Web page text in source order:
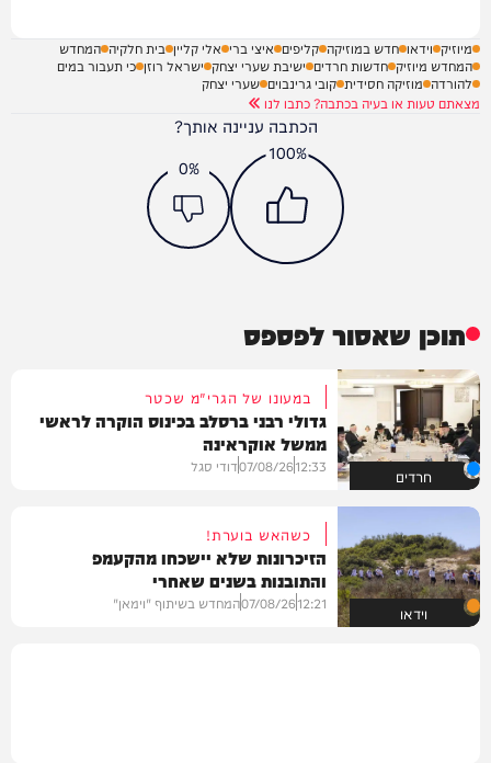
מיוזיק וידאו חדש במוזיקה קליפים איצי ברי אלי קליין בית חלקיה המחדש
המחדש מיוזיק חדשות חרדים ישיבת שערי יצחק ישראל רוזן כי תעבור במים
להורדה מוזיקה חסידית קובי גרינבוים שערי יצחק
מצאתם טעות או בעיה בכתבה? כתבו לנו
הכתבה עניינה אותך?
100%
0%
תוכן שאסור לפספס
חרדים
במעונו של הגרי"מ שכטר
גדולי רבני ברסלב בכינוס הוקרה לראשי
ממשל אוקראינה
12:33
07/08/26דודי סגל
וידאו
כשהאש בוערת!
הזיכרונות שלא יישכחו מהקעמפ
והתובנות בשנים שאחרי
12:21
07/08/26המחדש בשיתוף "וימאן"